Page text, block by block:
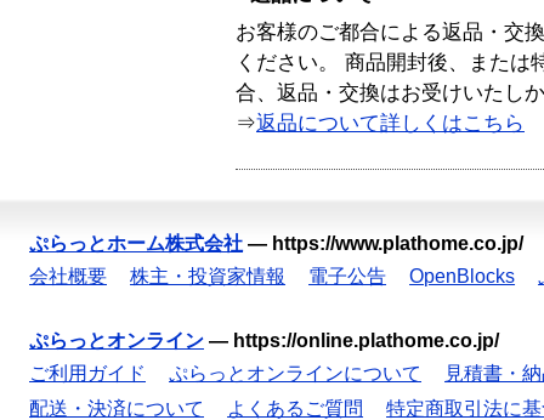
お客様のご都合による返品・交
ください。 商品開封後、または
合、返品・交換はお受けいたし
⇒返品について詳しくはこちら
ぷらっとホーム株式会社 — https://www.plathome.co.jp/
会社概要
株主・投資家情報 電子公告 OpenBlocks
ぷらっとオンライン — https://online.plathome.co.jp/
ご利用ガイド
ぷらっとオンラインについて
見積書・
配送・決済について
よくあるご質問
特定商取引法に